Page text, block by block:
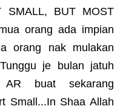
SMALL, BUT MOST
orang ada impian
orang nak mulakan
je bulan jatuh
buat sekarang
Small...In Shaa Allah